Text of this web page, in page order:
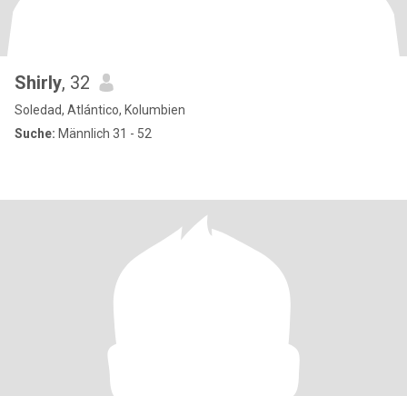
Shirly, 32
Soledad, Atlántico, Kolumbien
Suche: Männlich 31 - 52